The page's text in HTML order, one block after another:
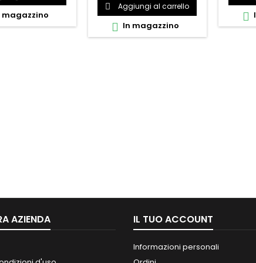
magazzino
 Aggiungi al carrello
 In magazzino

AZIENDA IL TUO ACCOUNT
Informazioni personali